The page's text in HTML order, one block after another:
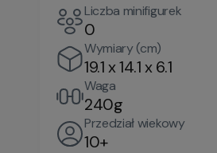
Liczba minifigurek
0
Wymiary (cm)
19.1 x 14.1 x 6.1
Waga
240g
Przedział wiekowy
10+